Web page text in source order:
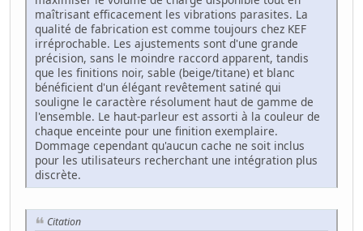
maîtrisant efficacement les vibrations parasites. La
qualité de fabrication est comme toujours chez KEF
irréprochable. Les ajustements sont d'une grande
précision, sans le moindre raccord apparent, tandis
que les finitions noir, sable (beige/titane) et blanc
bénéficient d'un élégant revêtement satiné qui
souligne le caractère résolument haut de gamme de
l'ensemble. Le haut-parleur est assorti à la couleur de
chaque enceinte pour une finition exemplaire.
Dommage cependant qu'aucun cache ne soit inclus
pour les utilisateurs recherchant une intégration plus
discrète.
Citation